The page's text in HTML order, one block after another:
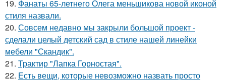
19. Фанаты 65-летнего Олега меньшикова новой иконой
стиля назвали.
20. Совсем недавно мы закрыли большой проект -
сделали целый детский сад в стиле нашей линейки
мебели "Скандик".
21. Трактир "Лапка Горностая".
22. Есть вещи, которые невозможно назвать просто